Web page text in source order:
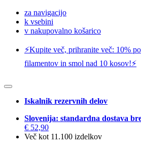
za navigacijo
k vsebini
v nakupovalno košarico
⚡️Kupite več, prihranite več: 10%
filamentov in smol nad 10 kosov!⚡️
Iskalnik rezervnih delov
Slovenija: standardna dostava
€ 52,90
Več kot 11.100 izdelkov